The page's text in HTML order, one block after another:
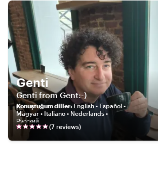
Genti
Genti from Gent:-)
Konuştuğum diller: English • Español •
Magyar • Italiano • Nederlands •
Русский
(7 reviews)